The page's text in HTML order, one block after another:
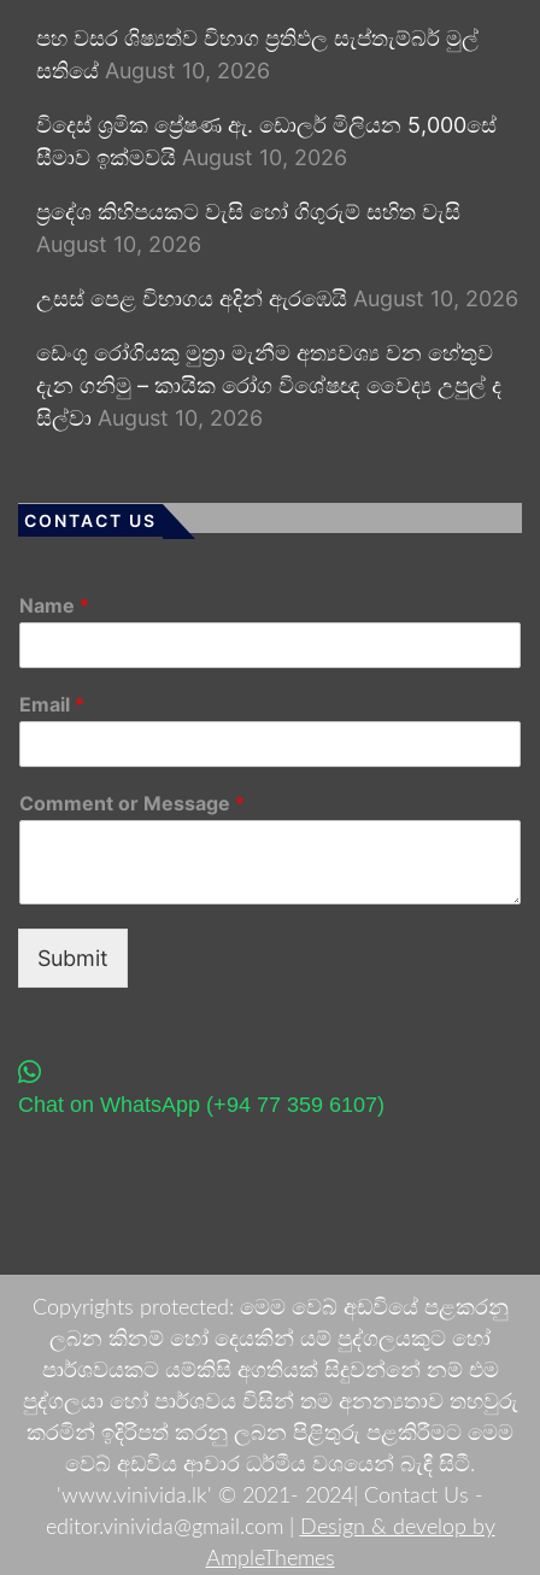
පහ වසර ශිෂ්‍යත්ව විභාග ප්‍රතිඵල සැප්තැම්බර් මුල්
සතියේ August 10, 2026
විදෙස් ශ්‍රමික ප්‍රේෂණ ඇ. ඩොලර් මිලියන 5,000සේ
සීමාව ඉක්මවයි August 10, 2026
ප්‍රදේශ කිහිපයකට වැසි හෝ ගිගුරුම් සහිත වැසි
August 10, 2026
උසස් පෙළ විභාගය අදින් ඇරඹෙයි August 10, 2026
ඩෙංගු රෝගියකු ⁣මුත්‍රා මැනීම අත්‍යවශ්‍ය වන හේතුව
දැන ගනිමු – කායික රෝග විශේෂඥ වෛද්‍ය උපුල් ද
සිල්වා August 10, 2026
CONTACT US
Name *
Email *
Comment or Message *
Submit
Chat on WhatsApp (+94 77 359 6107)
Copyrights protected: මෙම වෙබ් අඩවියේ පළකරනු
ලබන කිනම් හෝ දෙයකින් යම් පුද්ගලයකුට හෝ
පාර්ශවයකට යම්කිසි අගතියක් සිදුවන්නේ නම් එම
පුද්ගලයා හෝ පාර්ශවය විසින් තම අනන්‍යතාව තහවුරු
කරමින් ඉදිරිපත් කරනු ලබන පිළිතුරු පළකිරීමට මෙම
වෙබ් අඩවිය ආචාර ධර්මීය වශයෙන් බැඳී සිටී.
'www.vinivida.lk' © 2021- 2024| Contact Us -
editor.vinivida@gmail.com |
Design & develop by
AmpleThemes